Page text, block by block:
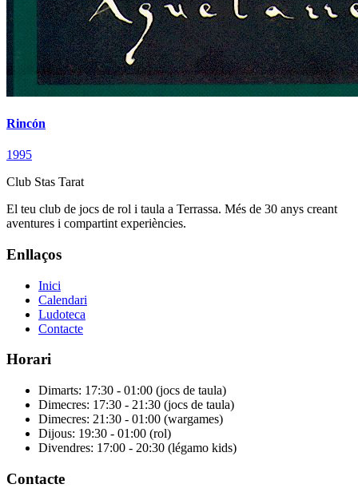
Rincón
1995
Club Stas Tarat
El teu club de jocs de rol i taula a Terrassa. Més de 30 anys creant
aventures i compartint experiències.
Enllaços
Inici
Calendari
Ludoteca
Contacte
Horari
Dimarts: 17:30 - 01:00 (jocs de taula)
Dimecres: 17:30 - 21:30 (jocs de taula)
Dimecres: 21:30 - 01:00 (wargames)
Dijous: 19:30 - 01:00 (rol)
Divendres: 17:00 - 20:30 (légamo kids)
Contacte